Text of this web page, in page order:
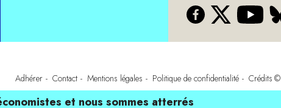
Adhérer Contact Mentions légales Politique de confidentialité Crédits
et nous sommes atterrés